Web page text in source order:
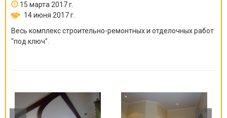
15 марта 2017 г.
14 июня 2017 г.
Весь комплекс строительно-ремонтных и отделочных работ
"под ключ".